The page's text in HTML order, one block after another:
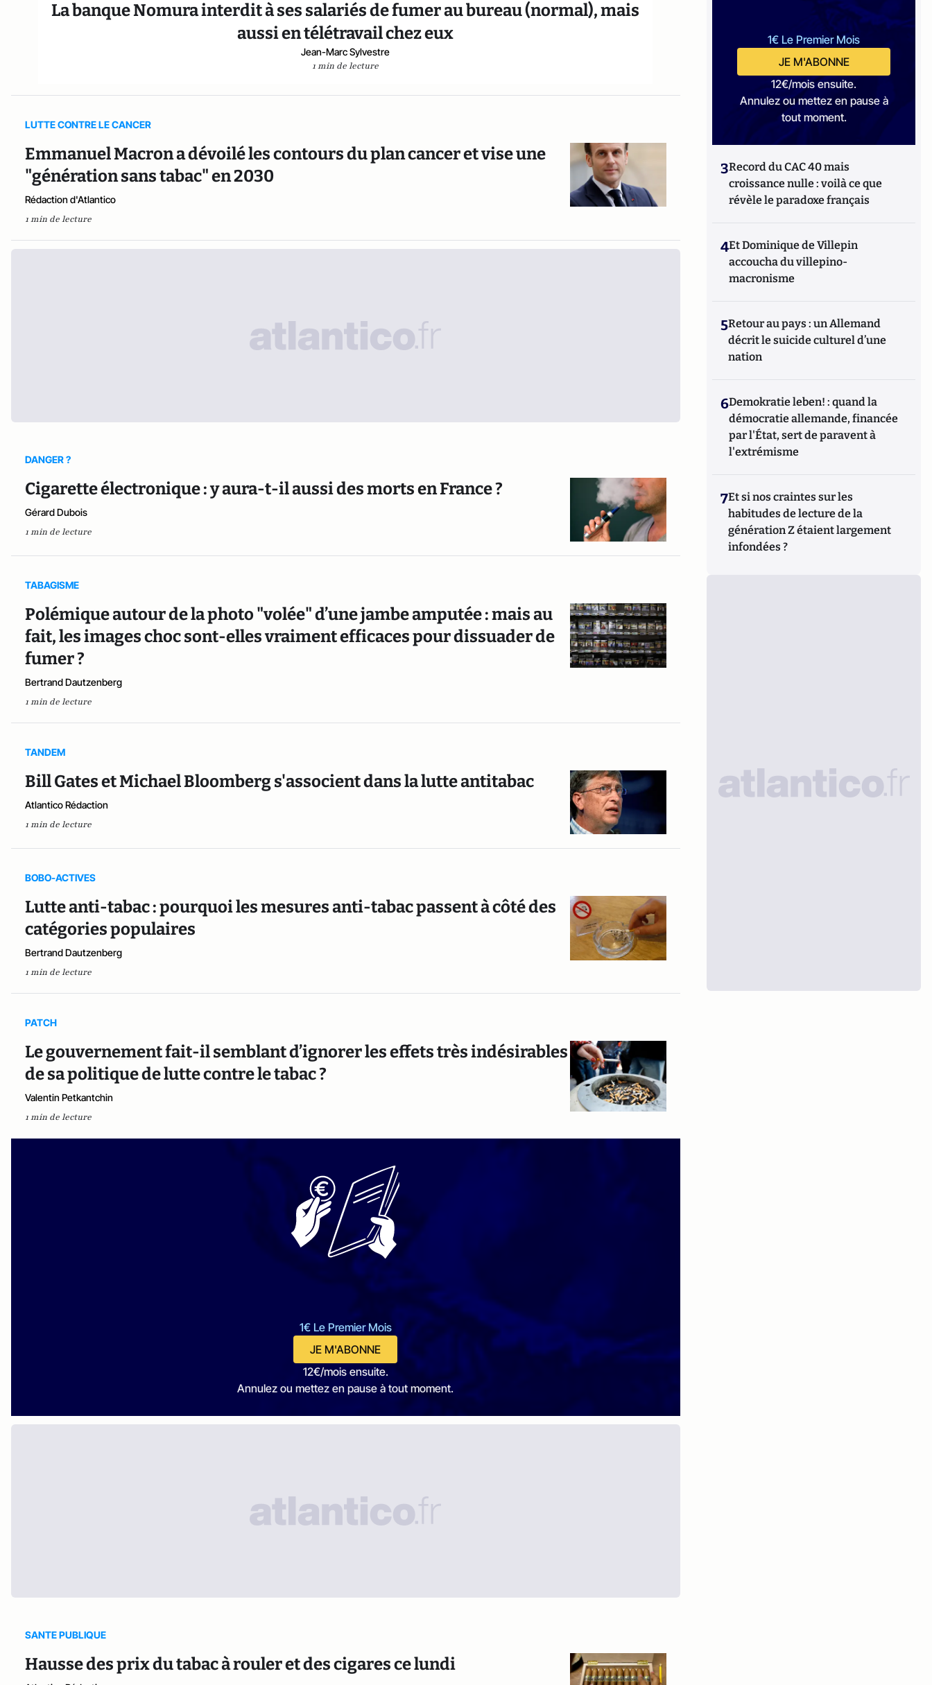
La banque Nomura interdit à ses salariés de fumer au bureau (normal), mais
aussi en télétravail chez eux
Jean-Marc Sylvestre
1 min de lecture
LUTTE CONTRE LE CANCER
Emmanuel Macron a dévoilé les contours du plan cancer et vise une
"génération sans tabac" en 2030
Rédaction d'Atlantico
1 min de lecture
DANGER ?
Cigarette électronique : y aura-t-il aussi des morts en France ?
Gérard Dubois
1 min de lecture
TABAGISME
Polémique autour de la photo "volée" d’une jambe amputée : mais au
fait, les images choc sont-elles vraiment efficaces pour dissuader de
fumer ?
Bertrand Dautzenberg
1 min de lecture
TANDEM
Bill Gates et Michael Bloomberg s'associent dans la lutte antitabac
Atlantico Rédaction
1 min de lecture
BOBO-ACTIVES
Lutte anti-tabac : pourquoi les mesures anti-tabac passent à côté des
catégories populaires
Bertrand Dautzenberg
1 min de lecture
PATCH
Le gouvernement fait-il semblant d’ignorer les effets très indésirables
de sa politique de lutte contre le tabac ?
Valentin Petkantchin
1 min de lecture
1€ Le Premier Mois
JE M'ABONNE
12€/mois ensuite.
Annulez ou mettez en pause à tout moment.
SANTE PUBLIQUE
Hausse des prix du tabac à rouler et des cigares ce lundi
1€ Le Premier Mois
JE M'ABONNE
12€/mois ensuite.
Annulez ou mettez en pause à
tout moment.
3Record du CAC 40 mais
croissance nulle : voilà ce que
révèle le paradoxe français
4Et Dominique de Villepin
accoucha du villepino-
macronisme
5Retour au pays : un Allemand
décrit le suicide culturel d’une
nation
6Demokratie leben! : quand la
démocratie allemande, financée
par l'État, sert de paravent à
l'extrémisme
7Et si nos craintes sur les
habitudes de lecture de la
génération Z étaient largement
infondées ?